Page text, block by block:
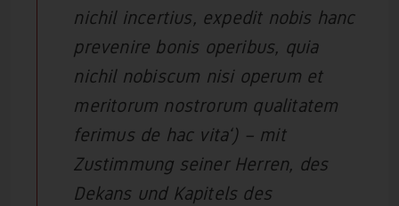
nichil incertius, expedit nobis hanc
prevenire bonis operibus, quia
nichil nobiscum nisi operum et
meritorum nostrorum qualitatem
ferimus de hac vita‘) – mit
Zustimmung seiner Herren, des
Dekans und Kapitels des